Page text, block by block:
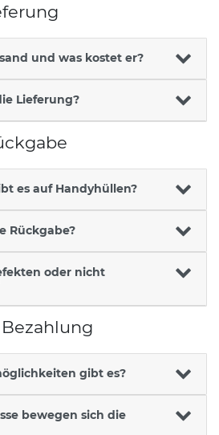
und was kostet er?
Lieferung?
es auf Handyhüllen?
Rückgabe?
oder nicht
gibt es?
bewegen sich die